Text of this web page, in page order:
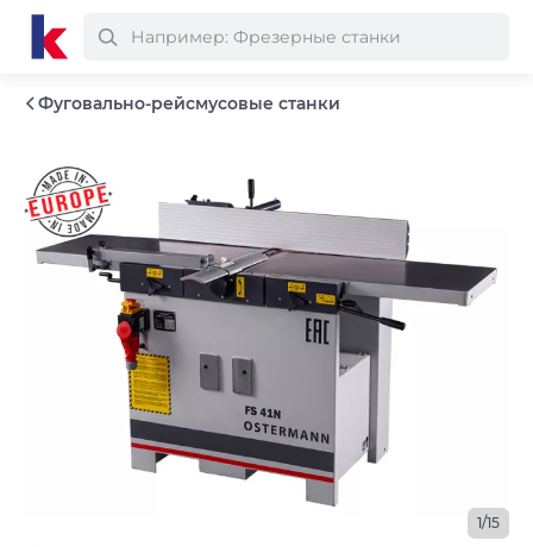
Фуговально-рейсмусовые станки
1/15